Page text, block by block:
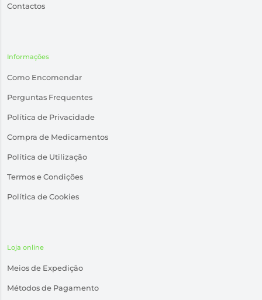
Contactos
Informações
Como Encomendar
Perguntas Frequentes
Política de Privacidade
Compra de Medicamentos
Política de Utilização
Termos e Condições
Política de Cookies
Loja online
Meios de Expedição
Métodos de Pagamento